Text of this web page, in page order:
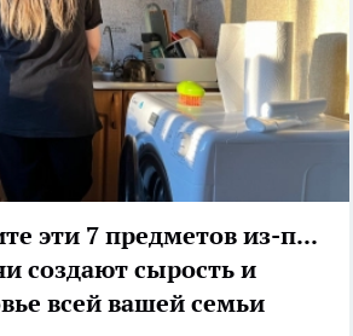
эти 7 предметов из-под
создают сырость и
всей вашей семьи